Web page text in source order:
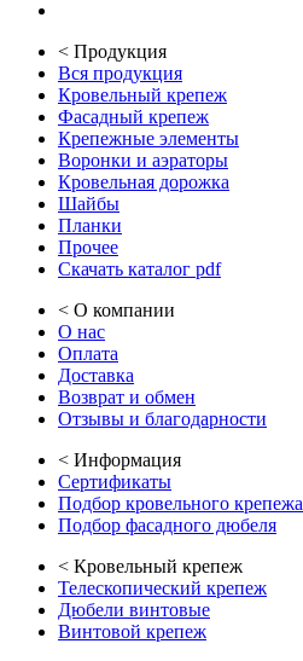
< Продукция
Вся продукция
Кровельный крепеж
Фасадный крепеж
Крепежные элементы
Воронки и аэраторы
Кровельная дорожка
Шайбы
Планки
Прочее
Скачать каталог pdf
< О компании
О нас
Оплата
Доставка
Возврат и обмен
Отзывы и благодарности
< Информация
Сертификаты
Подбор кровельного крепежа
Подбор фасадного дюбеля
< Кровельный крепеж
Телескопический крепеж
Дюбели винтовые
Винтовой крепеж